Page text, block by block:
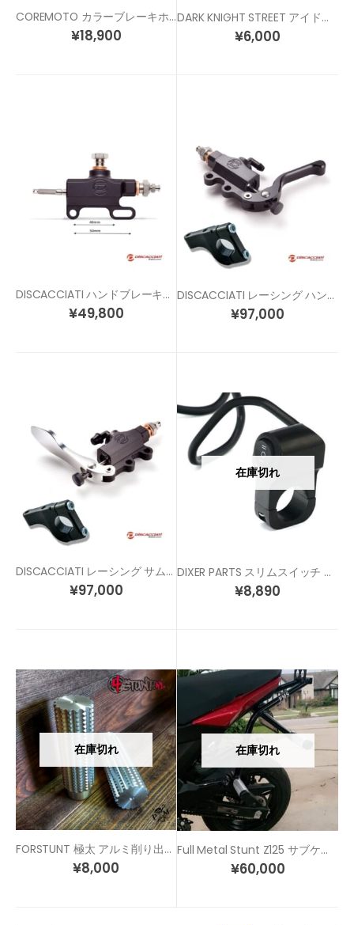
COREMOTO カラーブレーキホース Z125
¥18,900
DARK KNIGHT STREET アイドリング調整 アジャスター グロム / Z125 / モンキー125
¥6,000
DISCACCIATI ハンドブレーキ用 レーシング リマスターシリンダー
¥49,800
DISCACCIATI レーシング ハンドブレーキキット（ハンドブレーキ + ブラケット)
¥97,000
DISCACCIATI レーシング サムブレーキ （ハンドブレーキ + ブラケット)
¥97,000
在庫切れ
DIXER PARTS スリムスイッチ スタント車両へ、ヘッドライトスイッチにも！
¥8,890
在庫切れ
FORSTUNT 極太 アルミ削り出し スタント 汎用 ステップ ペグ
¥8,000
在庫切れ
Full Metal Stunt Z125 サブケージ / ウィリーバー
¥60,000